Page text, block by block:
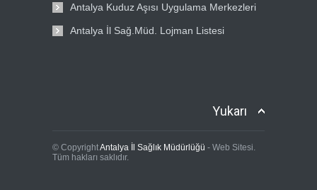
Antalya Kuduz Aşısı Uygulama Merkezleri
Antalya İl Sağ.Müd. Lojman Listesi
Yukarı
© CopyrightAntalya İl Sağlık Müdürlüğü - Web Sitesi.
Tüm hakları saklıdır.